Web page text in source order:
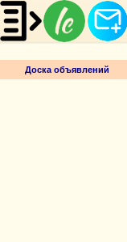
Доска объявлений